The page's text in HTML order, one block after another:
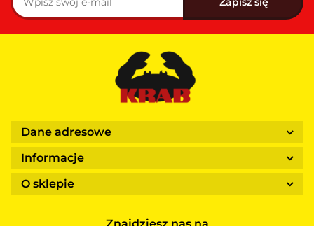
Dane adresowe
Informacje
O sklepie